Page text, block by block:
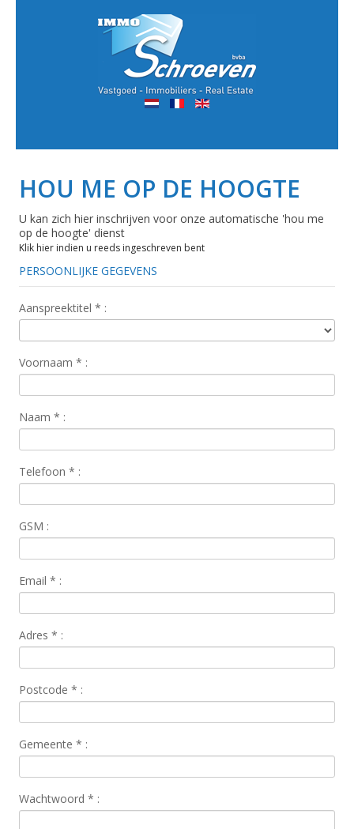
HOU ME OP DE HOOGTE
U kan zich hier inschrijven voor onze automatische 'hou me
op de hoogte' dienst
Klik hier indien u reeds ingeschreven bent
PERSOONLIJKE GEGEVENS
Aanspreektitel* :
Voornaam* :
Naam* :
Telefoon* :
GSM :
Email* :
Adres* :
Postcode* :
Gemeente* :
Wachtwoord* :